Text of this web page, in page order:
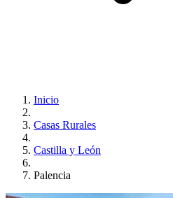
Inicio
Casas Rurales
Castilla y León
Palencia